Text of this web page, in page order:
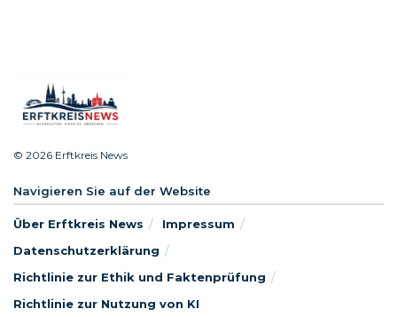
© 2026 Erftkreis News
Navigieren Sie auf der Website
Über Erftkreis News
Impressum
Datenschutzerklärung
Richtlinie zur Ethik und Faktenprüfung
Richtlinie zur Nutzung von KI